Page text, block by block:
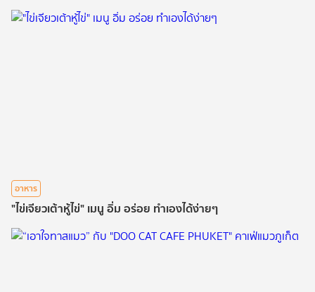
อาหาร
"ไข่เจียวเต้าหู้ไข่" เมนู อิ่ม อร่อย ทำเองได้ง่ายๆ